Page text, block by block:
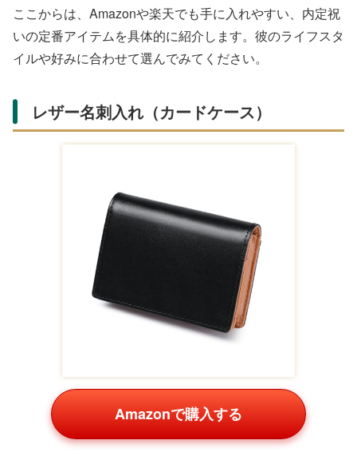
ここからは、Amazonや楽天でも手に入れやすい、内定祝
いの定番アイテムを具体的に紹介します。彼のライフスタ
イルや好みに合わせて選んでみてください。
レザー名刺入れ（カードケース）
Amazonで購入する